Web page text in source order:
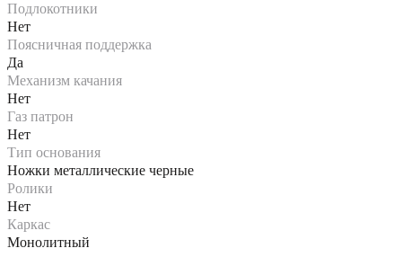
Подлокотники
Нет
Поясничная поддержка
Да
Механизм качания
Нет
Газ патрон
Нет
Тип основания
Ножки металлические черные
Ролики
Нет
Каркас
Монолитный